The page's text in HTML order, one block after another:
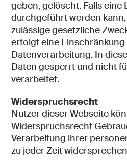
geben, gelöscht. Falls
durchgeführt werden
zulässige gesetzliche
erfolgt eine
Datenverarbeitung. In
Daten gesperrt und nicht
verarbeitet.
Widerspruchsrecht
Nutzer dieser Webseite
Widerspruchsrecht
Verarbeitung ihrer
zu jeder Zeit